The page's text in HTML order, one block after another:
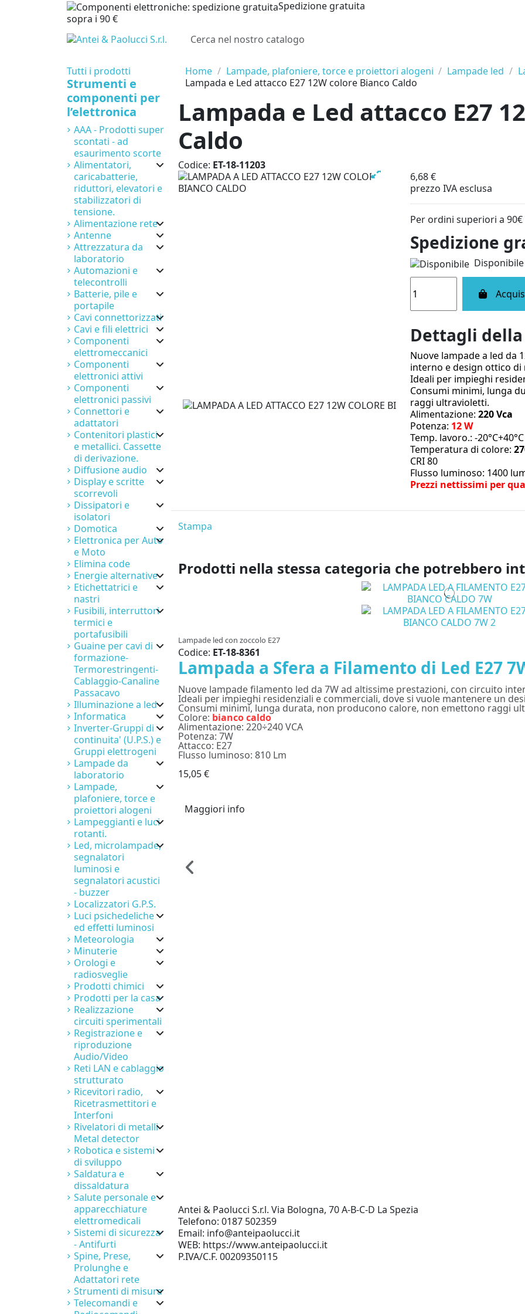
Spedizione gratuita
sopra i 90 €
Home
Lampade, plafoniere, torce e proiettori alogeni Lampade led
Lampada e Led attacco E27 12W colore Bianco Caldo
Lampada e Led attacco E27
Caldo
Codice: ET-18-11203
6,68 €
prezzo IVA esclusa
Per ordini superiori a 90€
Spedizione
Disponibile
Dettagli della
Nuove lampade a led da
interno e design ottico di
Ideali per impieghi
Consumi minimi, lunga
raggi ultravioletti.
Alimentazione: 220 Vca
Potenza: 12 W
Temp. lavoro.: -20°C+40°C
Temperatura di colore:
CRI 80
Flusso luminoso: 1400
Prezzi nettissimi per
Stampa
Prodotti nella stessa categoria che potrebbero
Lampade led con zoccolo E27
Codice: ET-18-8361
Lampada a Sfera a Filamento di Led E27
Nuove lampade filamento led da 7W ad altissime prestazioni, con circuito
Ideali per impieghi residenziali e commerciali, dove si vuole mantenere un
Consumi minimi, lunga durata, non producono calore, non emettono raggi
Colore: bianco caldo
Alimentazione: 220÷240 VCA
Potenza: 7W
Attacco: E27
Flusso luminoso: 810 Lm
15,05 €
Maggiori info
Antei & Paolucci S.r.l. Via Bologna, 70 A-B-C-D La Spezia
Telefono: 0187 502359
Email: info@anteipaolucci.it
WEB: https://www.anteipaolucci.it
P.IVA/C.F. 00209350115
Tutti i prodotti
Strumenti e
componenti per
l’elettronica
AAA - Prodotti super
scontati - ad
esaurimento scorte
Alimentatori,
caricabatterie,
riduttori, elevatori e
stabilizzatori di
tensione.
Alimentazione rete
Antenne
Attrezzatura da
laboratorio
Automazioni e
telecontrolli
Batterie, pile e
portapile
Cavi connettorizzati
Cavi e fili elettrici
Componenti
elettromeccanici
Componenti
elettronici attivi
Componenti
elettronici passivi
Connettori e
adattatori
Contenitori plastici
e metallici. Cassette
di derivazione.
Diffusione audio
Display e scritte
scorrevoli
Dissipatori e
isolatori
Domotica
Elettronica per Auto
e Moto
Elimina code
Energie alternative
Etichettatrici e
nastri
Fusibili, interruttori
termici e
portafusibili
Guaine per cavi di
formazione-
Termorestringenti-
Cablaggio-Canaline
Passacavo
Illuminazione a led
Informatica
Inverter-Gruppi di
continuita' (U.P.S.) e
Gruppi elettrogeni
Lampade da
laboratorio
Lampade,
plafoniere, torce e
proiettori alogeni
Lampeggianti e luci
rotanti.
Led, microlampade,
segnalatori
luminosi e
segnalatori acustici
- buzzer
Localizzatori G.P.S.
Luci psichedeliche
ed effetti luminosi
Meteorologia
Minuterie
Orologi e
radiosveglie
Prodotti chimici
Prodotti per la casa
Realizzazione
circuiti sperimentali
Registrazione e
riproduzione
Audio/Video
Reti LAN e cablaggio
strutturato
Ricevitori radio,
Ricetrasmettitori e
Interfoni
Rivelatori di metalli
Metal detector
Robotica e sistemi
di sviluppo
Saldatura e
dissaldatura
Salute personale e
apparecchiature
elettromedicali
Sistemi di sicurezza
- Antifurti
Spine, Prese,
Prolunghe e
Adattatori rete
Strumenti di misura
Telecomandi e